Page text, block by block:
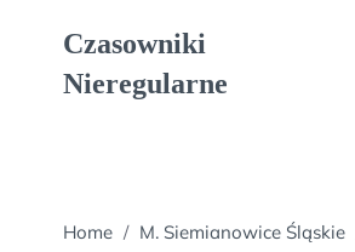
Czasowniki
Nieregularne
Home / M. Siemianowice Śląskie